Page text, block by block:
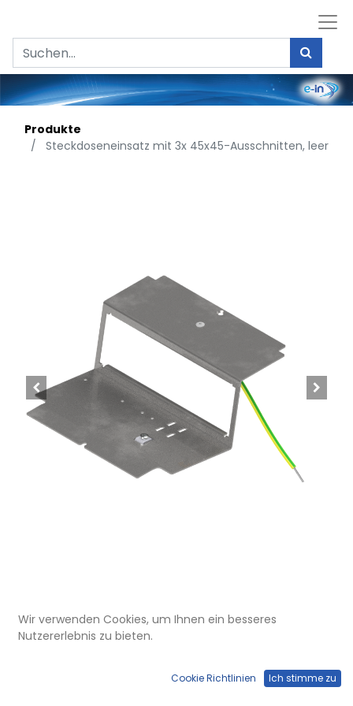
Produkte
Steckdoseneinsatz mit 3x 45x45-Ausschnitten, leer
Steckdoseneinsatz mit 3x 45x45-
Wir verwenden Cookies, um Ihnen ein besseres
Nutzererlebnis zu bieten.
Cookie Richtlinien Ich stimme zu